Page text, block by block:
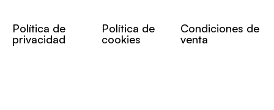
Política de
privacidad
Política de
cookies
Condiciones de
venta